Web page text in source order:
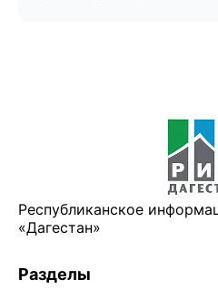
Республиканское
«Дагестан»
Разделы